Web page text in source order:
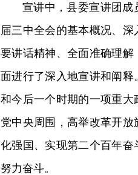
宣讲中，县委宣讲团
届三中全会的基本概况、
要讲话精神、全面准确理
面进行了深入地宣讲和阐
和今后一个时期的一项重
党中央周围，高举改革开
化强国、实现第二个百年
努力奋斗。